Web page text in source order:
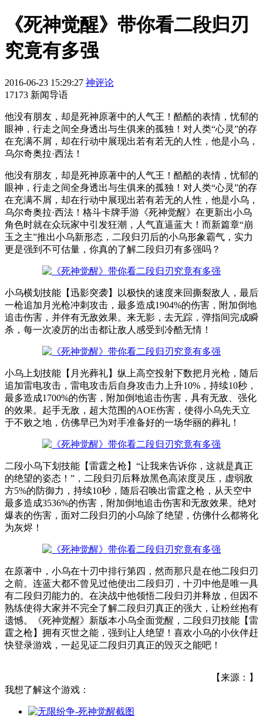
《死神觉醒》带你看二段归刃
究竟有多强
2016-06-23 15:29:27 神评论
17173 新闻导语
他没有朋友，却是死神原著中的人气王！酷酷的表情，忧郁的
眼神，行走之间全身透出与生俱来的孤独！对人类“心灵”的存
在充满不屑，却在行动中展现出若有若无的人性，他是小乌，
乌尔奇奥拉·西法！
他没有朋友，却是死神原著中的人气王！酷酷的表情，忧郁的
眼神，行走之间全身透出与生俱来的孤独！对人类“心灵”的存
在充满不屑，却在行动中展现出若有若无的人性，他是小乌，
乌尔奇奥拉·西法！格斗卡牌手游《死神觉醒》在更新出小乌
角色时就在众玩家中引发狂潮，人气直逼蓝大！而新篇章“崩
玉之主”推出小乌新形态，二段归刃后的小乌形象霸气，实力
更是强到不可估量，你真的了解二段归刃有多强吗？
小乌横划技能【迅影突袭】以极快的速度来回撕裂敌人，最后
一枪追加月光枪冲刺攻击，最多造成1904%的伤害，附加倒地
追击伤害，并伴有无敌效果。来无影，去无踪，弹指间完成瞬
杀，每一次凌厉的出击都让敌人感受到冷酷无情！
小乌上划技能【月光葬礼】纵上高空投射下数把月光枪，随后
追加雷电攻击，雷电攻击后自身攻击力上升10%，持续10秒，
最多造成1700%的伤害，附加倒地追击伤害，具有无敌、强化
的效果。起手无敌，超大范围的AOE伤害，使得小乌先天立
于不败之地，仿佛早已为对手准备好的一场华丽的葬礼！
二段小乌下划技能【雷霆之枪】“让我来告诉你，这就是真正
的绝望的姿态！”，二段归刃后释放黑色高浓度灵压，虚弱敌
方5%的防御力，持续10秒，随后召唤出雷霆之枪，从天空中
最多造成3536%的伤害，附加倒地追击伤害和无敌效果。绝对
爆表的伤害，面对二段归刃的小乌除了绝望，仿佛什么都将化
为灰烬！
在原著中，小乌在十刃中排行第四，然而那只是在他二段归刃
之前。连蓝大都不曾见过他使出二段归刃，十刃中他是唯一具
有二段归刃能力的。在决战中他领悟二段归刃并释放，但因不
熟练使得大家并不完全了解二段归刃真正的强大，让粉丝抱有
遗憾。《死神觉醒》新版本小乌全面觉醒，二段归刃技能【雷
霆之枪】拥有灭世之能，强到让人绝望！喜欢小乌的小伙伴赶
快登录游戏，一起见证二段归刃真正的毁灭之能吧！
【来源：】
我想了解这个游戏：